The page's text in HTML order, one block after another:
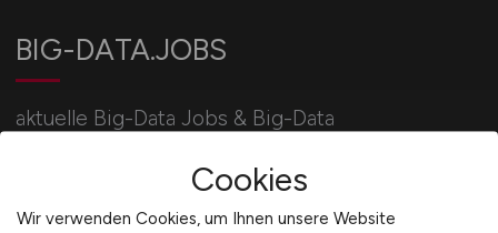
BIG-DATA.JOBS
aktuelle Big-Data Jobs & Big-Data
Cookies
Wir verwenden Cookies, um Ihnen unsere Website